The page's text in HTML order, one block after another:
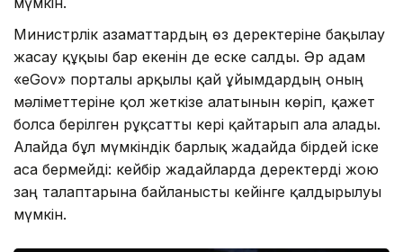
Министрлік азаматтардың өз деректеріне бақылау
жасау құқығы бар екенін де еске салды. Әр адам
«eGov» порталы арқылы қай ұйымдардың оның
мәліметтеріне қол жеткізе алатынын көріп, қажет
болса берілген рұқсатты кері қайтарып ала алады.
Алайда бұл мүмкіндік барлық жағдайда бірдей іске
аса бермейді: кейбір жағдайларда деректерді жою
заң талаптарына байланысты кейінге қалдырылуы
мүмкін.